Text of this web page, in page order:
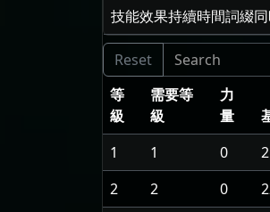
技能效果持續時間詞綴
等
級
需要等
級
力
量
1
1 0
2
2 0